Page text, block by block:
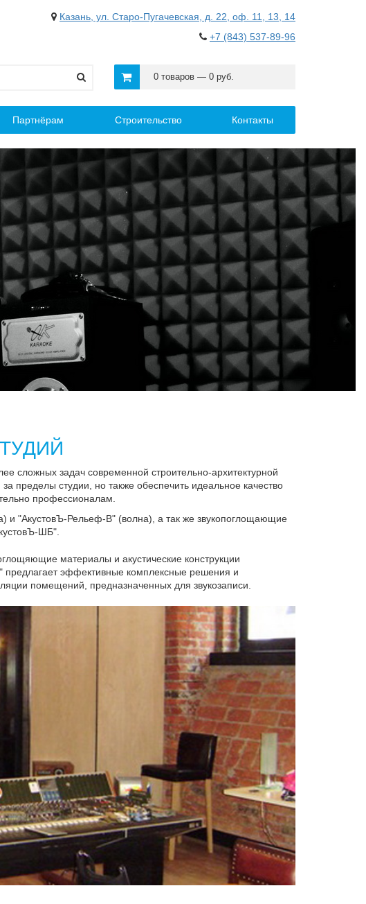
Казань, ул. Старо-Пугачевская, д. 22, оф. 11, 13, 14
+7 (843) 537-89-96
0 товаров — 0 руб.
Партнёрам Строительство Контакты
сложных задач современной строительно-архитектурной
пределы студии, но также обеспечить идеальное качество
профессионалам.
и "АкустовЪ-Рельеф-В" (волна), а так же звукопоглощающие
ШБ".
материалы и акустические конструкции
предлагает эффективные комплексные решения и
помещений, предназначенных для звукозаписи.